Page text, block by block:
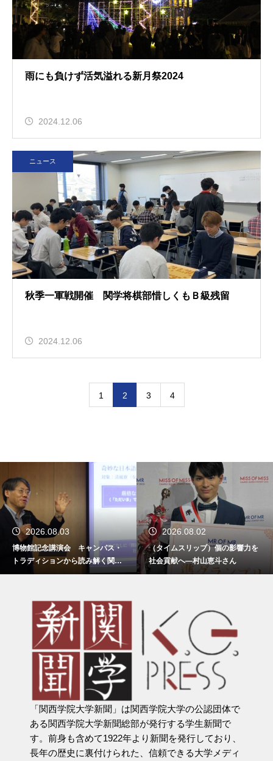
雨にも負けず活気溢れる新月祭2024
2024.12.06
ニュース
秋季一軍戦開催 関学将棋部惜しくもＢ級残留
2024.12.06
1 2 3 4
2026.08.03
博物館記念講演会 キャンパス・
トラディションから読み解く関西
学院
2026.08.02
（タイムスリップ）個の影響力を
社会貢献へ―村山恵斗さん
「関西学院大学新聞」は関西学院大学の公認団体で
ある関西学院大学新聞総部が発行する学生新聞で
す。前身も含めて1922年より新聞を発行しており、
長年の歴史に裏付けられた、信頼できる大学メディ